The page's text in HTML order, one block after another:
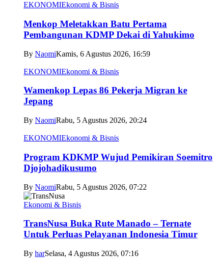
EKONOMIEkonomi & Bisnis
Menkop Meletakkan Batu Pertama
Pembangunan KDMP Dekai di Yahukimo
By NaomiKamis, 6 Agustus 2026, 16:59
EKONOMIEkonomi & Bisnis
Wamenkop Lepas 86 Pekerja Migran ke
Jepang
By NaomiRabu, 5 Agustus 2026, 20:24
EKONOMIEkonomi & Bisnis
Program KDKMP Wujud Pemikiran Soemitro
Djojohadikusumo
By NaomiRabu, 5 Agustus 2026, 07:22
Ekonomi & Bisnis
TransNusa Buka Rute Manado – Ternate
Untuk Perluas Pelayanan Indonesia Timur
By harSelasa, 4 Agustus 2026, 07:16